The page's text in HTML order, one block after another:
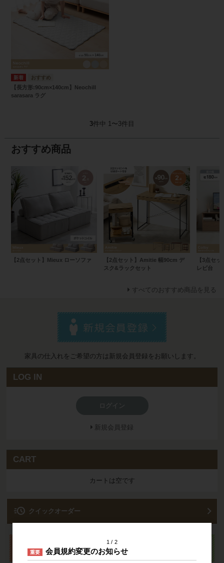
【長方形:90cm×140cm】Neochill
sarasara ラグ
3件中 1〜3件目
おすすめ商品
【2点セット】Mieux ローソファ
【2点セット】Amitie 幅90cm デ
スク&ラックセット
【3点セ
レビ台
すべてのおすすめ商品を見る
家具の仕入れをご希望の方は新規会員登録をお願いします。
LOG IN
新規会員登録
CART
カートは空です
acute クイックオーダー
1 2
重要 会員規約変更のお知らせ